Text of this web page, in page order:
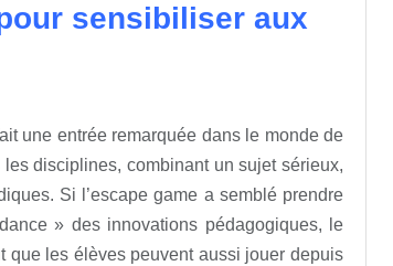
sensibiliser aux
une entrée remarquée dans le monde de
disciplines, combinant un sujet sérieux,
Si l’escape game a semblé prendre
» des innovations pédagogiques, le
que les élèves peuvent aussi jouer depuis